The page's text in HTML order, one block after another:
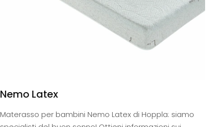
Nemo Latex
Materasso per bambini Nemo Latex di Hoppla: siamo